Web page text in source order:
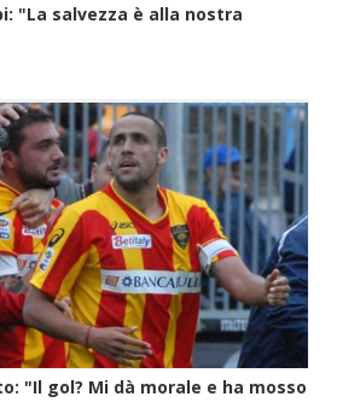
"La salvezza è alla nostra
"Il gol? Mi dà morale e ha mosso